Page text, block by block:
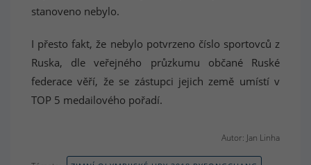
stanoveno nebylo.
I přesto fakt, že nebylo potvrzeno číslo sportovců z
Ruska, dle veřejného průzkumu občané Ruské
federace věří, že se zástupci jejich země umístí v
TOP 5 medailového pořadí.
Autor: Jan Linha